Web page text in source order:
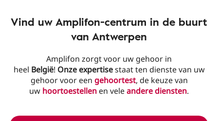
Vind uw Amplifon-centrum in de buurt
van Antwerpen
Amplifon zorgt voor uw gehoor in
heel België! Onze expertisestaat ten dienste van uw
gehoor voor een gehoortest, de keuze van
uw hoortoestellen en veleandere diensten.